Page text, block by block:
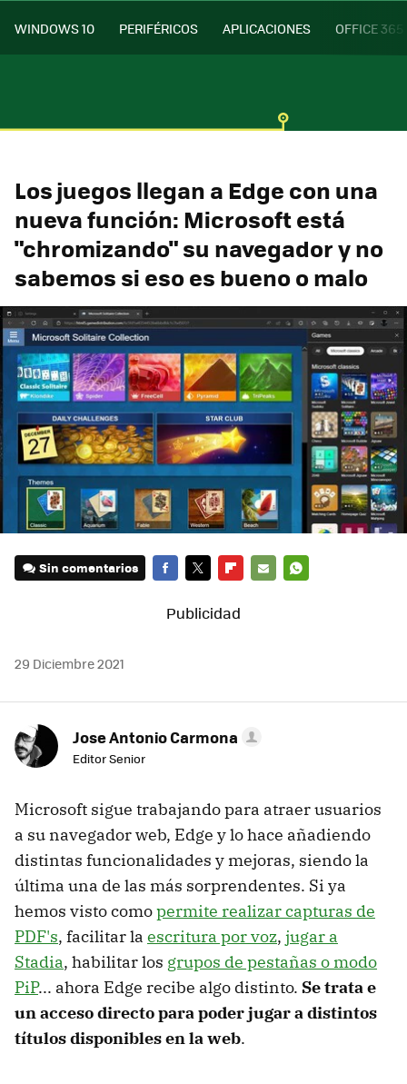
WINDOWS 10 PERIFÉRICOS APLICACIONES OFFICE 365
Los juegos llegan a Edge con una
nueva función: Microsoft está
"chromizando" su navegador y no
sabemos si eso es bueno o malo
Sin comentarios
29 Diciembre 2021
Jose Antonio Carmona
Editor Senior
Microsoft sigue trabajando para atraer usuarios
a su navegador web, Edge y lo hace añadiendo
distintas funcionalidades y mejoras, siendo la
última una de las más sorprendentes. Si ya
hemos visto comopermite realizar capturas de
PDF's, facilitar la escritura por voz, jugar a
Stadia, habilitar los grupos de pestañas o modo
PiP... ahora Edge recibe algo distinto. Se trata e
un acceso directo para poder jugar a distintos
títulos disponibles en la web.